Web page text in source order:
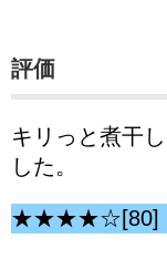
評価
キリっと煮干
した。
★★★★☆[80]